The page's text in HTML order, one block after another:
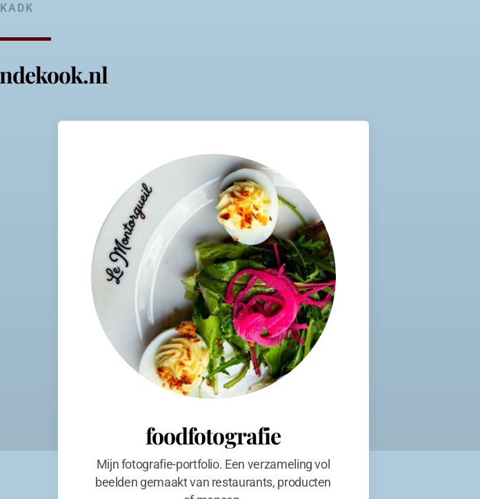
KADK
foodfotografie
Mijn fotografie-portfolio. Een verzameling vol
beelden gemaakt van restaurants, producten